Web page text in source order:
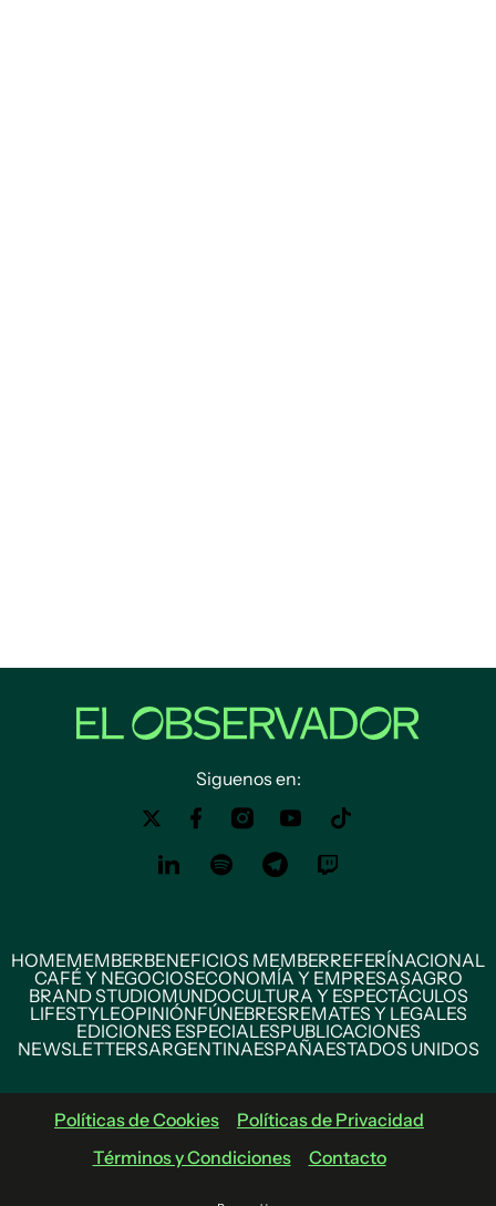
Siguenos en:
HOMEMEMBERBENEFICIOS MEMBERREFERÍNACIONAL
CAFÉ Y NEGOCIOSECONOMÍA Y EMPRESASAGRO
BRAND STUDIOMUNDOCULTURA Y ESPECTÁCULOS
LIFESTYLEOPINIÓNFÚNEBRESREMATES Y LEGALES
EDICIONES ESPECIALESPUBLICACIONES
NEWSLETTERSARGENTINAESPAÑAESTADOS UNIDOS
Políticas de Cookies
Políticas de Privacidad
Términos y Condiciones
Contacto